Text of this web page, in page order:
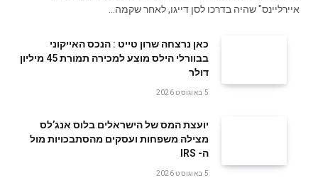
איירליינס" שהיה בדרכו לסן דייגו, לאחר שקמה…
‬דולר
5 באוגוסט 2026
‬ה- IRS
5 באוגוסט 2026